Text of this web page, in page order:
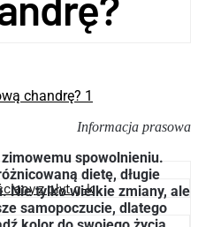
z płyt g-k
Informacja prasowa
spowolnieniu.
dietę, długie
Nie tylko wielkie zmiany, ale
samopoczucie, dlatego